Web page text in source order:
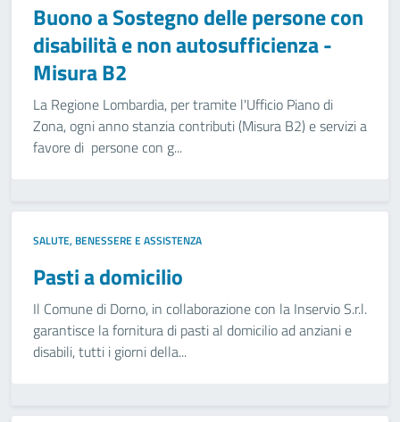
Buono a Sostegno delle persone con
disabilità e non autosufficienza -
Misura B2
La Regione Lombardia, per tramite l'Ufficio Piano di
Zona, ogni anno stanzia contributi (Misura B2) e servizi a
favore di persone con g...
SALUTE, BENESSERE E ASSISTENZA
Pasti a domicilio
Il Comune di Dorno, in collaborazione con la Inservio S.r.l.
garantisce la fornitura di pasti al domicilio ad anziani e
disabili, tutti i giorni della...